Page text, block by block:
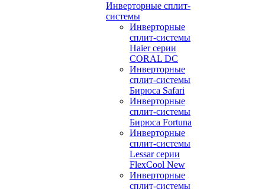
Инверторные сплит-
системы
Инверторные
сплит-системы
Haier серии
CORAL DC
Инверторные
сплит-системы
Бирюса Safari
Инверторные
сплит-системы
Бирюса Fortuna
Инверторные
сплит-системы
Lessar серии
FlexCool New
Инверторные
сплит-системы